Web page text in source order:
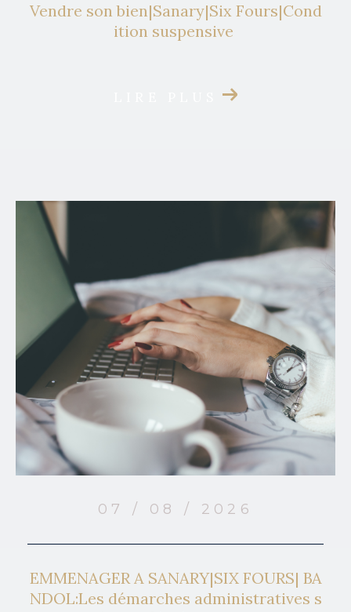
Vendre son bien|Sanary|Six Fours|Cond
ition suspensive
07 / 08 / 2026
EMMENAGER A SANARY|SIX FOURS| BA
NDOL:Les démarches administratives s